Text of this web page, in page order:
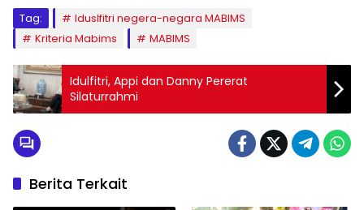
Tag:
Iduslfitri negera-negara MABIMS
Kriteria Mabims
MABIMS
Idulfitri, Appi dan Danny Pererat
Silaturrahmi
Berita Terkait